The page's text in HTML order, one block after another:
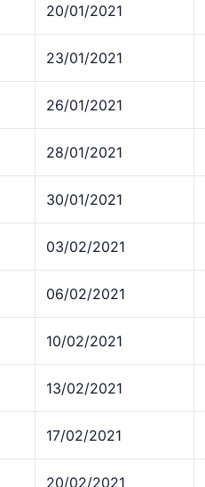
20/01/2021
23/01/2021
26/01/2021
28/01/2021
30/01/2021
03/02/2021
06/02/2021
10/02/2021
13/02/2021
17/02/2021
20/02/2021